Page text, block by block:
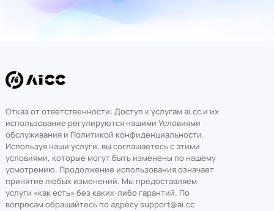
Отказ от ответственности: Доступ к услугам ai.cc и их
использование регулируются нашими Условиями
обслуживания и Политикой конфиденциальности.
Используя наши услуги, вы соглашаетесь с этими
условиями, которые могут быть изменены по нашему
усмотрению. Продолжение использования означает
принятие любых изменений. Мы предоставляем
услуги «как есть» без каких-либо гарантий. По
вопросам обращайтесь по адресу support@ai.cc